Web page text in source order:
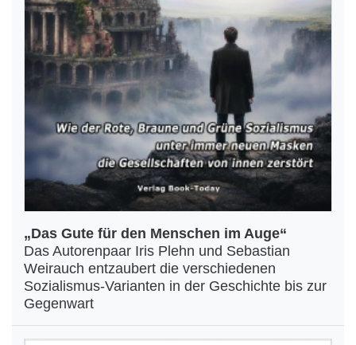
„Das Gute für den Menschen im Auge“
Das Autorenpaar Iris Plehn und Sebastian
Weirauch entzaubert die verschiedenen
Sozialismus-Varianten in der Geschichte bis zur
Gegenwart